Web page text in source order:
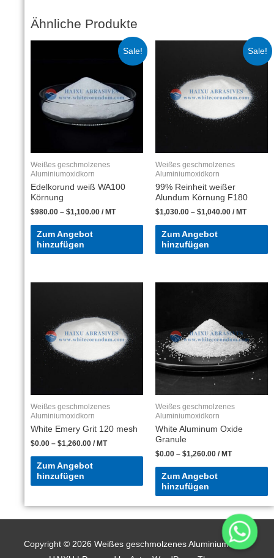
Ähnliche Produkte
Sale!
Weißes geschmolzenes
Aluminiumoxidkorn
Edelkorund weiß WA100
Körnung
$980.00 – $1,100.00 / MT
Zum Angebot
hinzufügen
Sale!
Weißes geschmolzenes
Aluminiumoxidkorn
99% Reinheit weißer
Alundum Körnung F180
$1,030.00 – $1,040.00 / MT
Zum Angebot
hinzufügen
Weißes geschmolzenes
Aluminiumoxidkorn
White Emery Grit 120 mesh
$0.00 – $1,260.00 / MT
Zum Angebot
hinzufügen
Weißes geschmolzenes
Aluminiumoxidkorn
White Aluminum Oxide
Granule
$0.00 – $1,260.00 / MT
Zum Angebot
hinzufügen
Copyright © 2026 Weißes geschmolzenes Aluminiumoxid -